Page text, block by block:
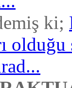
ki;